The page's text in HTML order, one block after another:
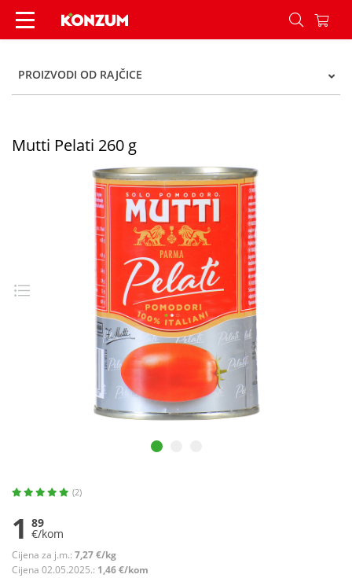
Mutti Pelati 260 g - Konzum
PROIZVODI OD RAJČICE
Mutti Pelati 260 g
(2)
1 89
€/kom
Cijena za j.m.: 7,27 €/kg
Cijena 02.05.2025.: 1,46 €/kom